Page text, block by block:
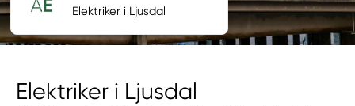
Elektriker i Ljusdal
Elektriker i Ljusdal